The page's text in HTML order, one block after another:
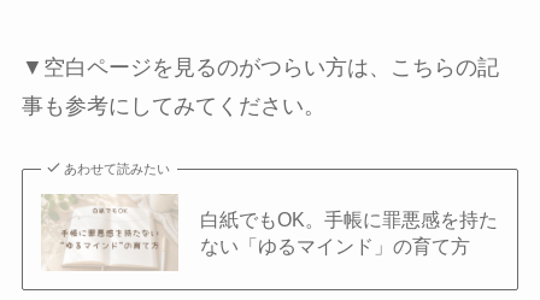
▼空白ページを見るのがつらい方は、こちらの記
事も参考にしてみてください。
あわせて読みたい
白紙でもOK。手帳に罪悪感を持た
ない「ゆるマインド」の育て方